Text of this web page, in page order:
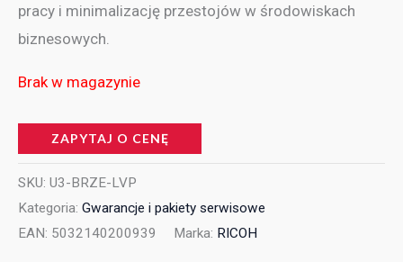
pracy i minimalizację przestojów w środowiskach
biznesowych.
Brak w magazynie
ZAPYTAJ O CENĘ
SKU: U3-BRZE-LVP
Kategoria: Gwarancje i pakiety serwisowe
EAN: 5032140200939 Marka: RICOH